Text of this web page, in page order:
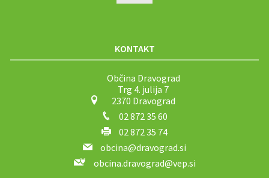
KONTAKT
Občina Dravograd
Trg 4. julija 7
2370 Dravograd
02 872 35 60
02 872 35 74
obcina@dravograd.si
obcina.dravograd@vep.si